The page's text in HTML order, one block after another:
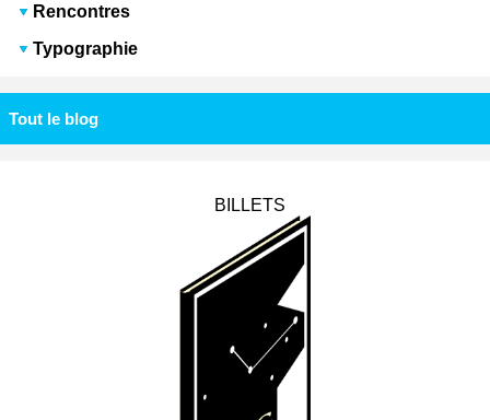
Rencontres
Typographie
Tout le blog
BILLETS